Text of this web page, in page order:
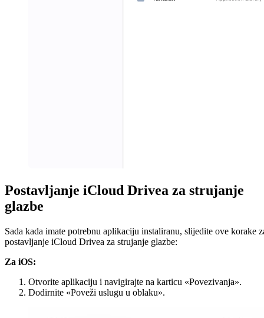
Postavljanje iCloud Drivea za strujanje
glazbe
Sada kada imate potrebnu aplikaciju instaliranu, slijedite ove korake
postavljanje iCloud Drivea za strujanje glazbe:
Za iOS:
Otvorite aplikaciju i navigirajte na karticu «Povezivanja».
Dodirnite «Poveži uslugu u oblaku».